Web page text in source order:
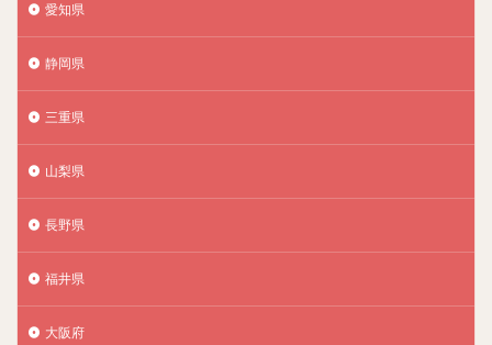
愛知県
静岡県
三重県
山梨県
長野県
福井県
大阪府